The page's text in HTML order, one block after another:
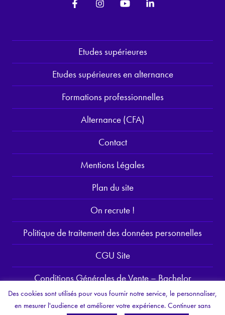
Etudes supérieures
Etudes supérieures en alternance
Formations professionnelles
Alternance (CFA)
Contact
Mentions Légales
Plan du site
On recrute !
Politique de traitement des données personnelles
CGU Site
Conditions Générales de Vente – Bachelor
CGV Formation professionnelle continue
Des cookies sont utilisés pour vous fournir notre service, le personnaliser,
en mesurer l'audience et améliorer votre expérience. Continuer sans